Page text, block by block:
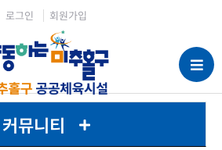
로그인 회원가입
커뮤니티